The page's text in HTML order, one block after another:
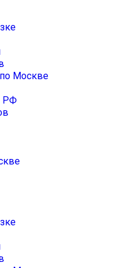
Москве
РФ